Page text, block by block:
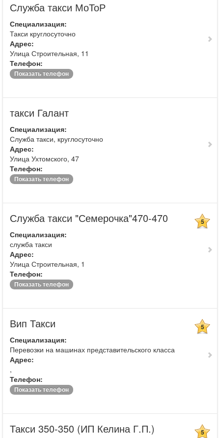
Служба такси МоТоР
Специализация:
Такси круглосуточно
Адрес:
Улица Строительная, 11
Телефон:
Показать телефон
такси Галант
Специализация:
Служба такси, круглосуточно
Адрес:
Улица Ухтомского, 47
Телефон:
Показать телефон
Служба такси "Семерочка"470-470 5
Специализация:
служба такси
Адрес:
Улица Строительная, 1
Телефон:
Показать телефон
Вип Такси 5
Специализация:
Перевозки на машинах представительского класса
Адрес:
,
Телефон:
Показать телефон
Такси 350-350 (ИП Келина Г.П.) 5